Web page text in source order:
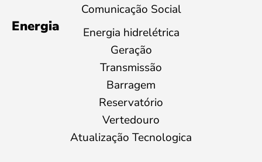
Comunicação Social
Energia
Energia hidrelétrica
Geração
Transmissão
Barragem
Reservatório
Vertedouro
Atualização Tecnologica